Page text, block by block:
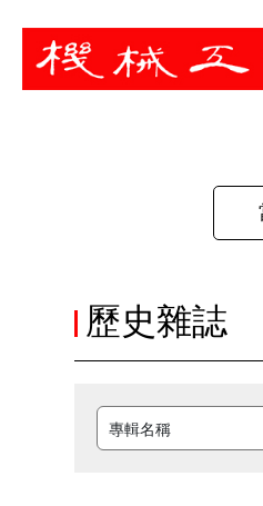
暫停
歷史雜誌